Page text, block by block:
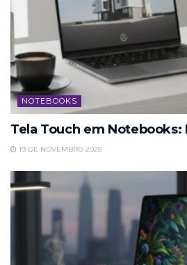
NOTEBOOKS
Tela Touch em Notebooks:
19 DE NOVEMBRO 2025